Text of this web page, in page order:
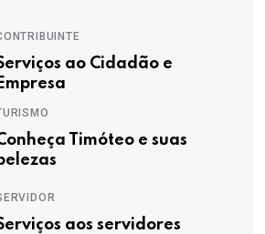
ao Cidadão e
Empresa
Timóteo e suas
aos servidores